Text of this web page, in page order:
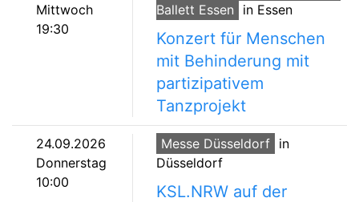
Mittwoch
19:30
Ballett Essen
in Essen
Konzert für Menschen
mit Behinderung mit
partizipativem
Tanzprojekt
24.09.2026
Donnerstag
10:00
Messe Düsseldorf in
Düsseldorf
KSL.NRW auf der